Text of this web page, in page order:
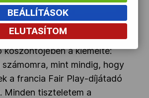
köszöntőjében a kiemelte:
számomra, mint mindig, hogy
a francia Fair Play-díjátadó
Minden tiszteletem a
BEÁLLÍTÁSOK
ELUTASÍTOM